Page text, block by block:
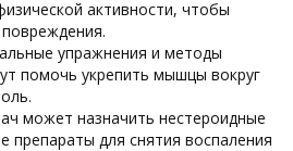
активности, чтобы
упражнения и методы
помочь укрепить мышцы вокруг
может назначить нестероидные
препараты для снятия воспаления